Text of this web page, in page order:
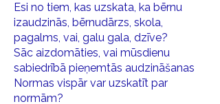
Esi no tiem, kas uzskata, ka bērnu
izaudzinās, bērnudārzs, skola,
pagalms, vai, galu gala, dzīve?
Sāc aizdomāties, vai mūsdienu
sabiedrībā pieņemtās audzināšanas
Normas vispār var uzskatīt par
normām?